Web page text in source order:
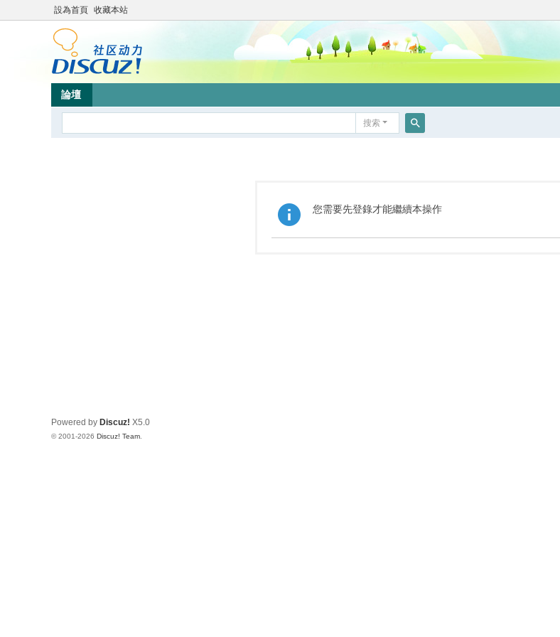
設為首頁 收藏本站
論壇
搜索
您需要先登錄才能繼續本操作
Powered by Discuz! X5.0
© 2001-2026 Discuz! Team